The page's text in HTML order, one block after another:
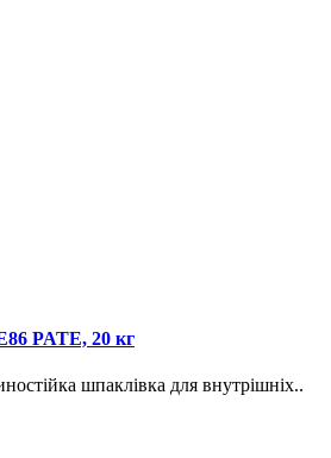
PATE, 20 кг
шпаклівка для внутрішніх..